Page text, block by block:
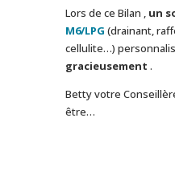
Lors de ce Bilan , un
M6/LPG (drainant,
cellulite…)
gracieusement .
Betty votre
être…